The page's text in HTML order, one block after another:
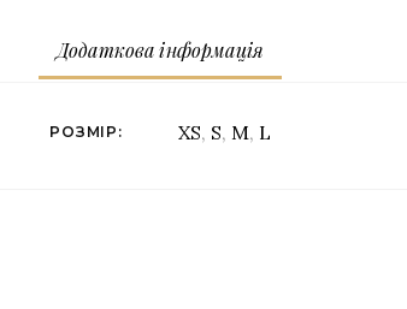
Додаткова інформація
РОЗМІР XS, S, M, L